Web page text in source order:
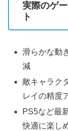
実際のゲ
ト
滑らかな動
減
敵キャラク
レイの精度
PS5など最
快適に楽し